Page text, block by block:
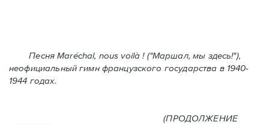
Песня Maréchal, nous voilà ! ("Маршал, мы здесь!"),
неофициальный гимн французского государства в 1940-
1944 годах.
(ПРОДОЛЖЕНИЕ